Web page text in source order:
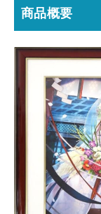
商品概要